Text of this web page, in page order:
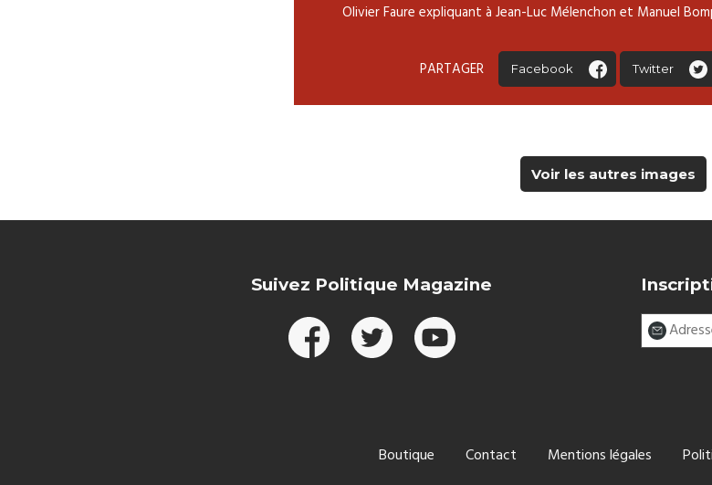
Olivier Faure expliquant à Jean-Luc Mélenchon et Manuel
PARTAGER Facebook Twitter
Voir les autres images
Suivez Politique Magazine
Boutique Contact Mentions légales